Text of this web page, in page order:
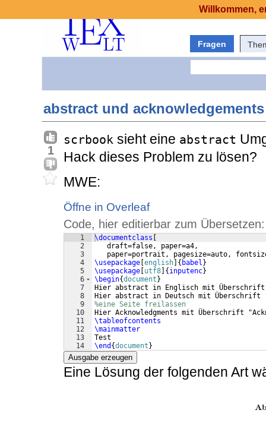
Fragen
abstract und
1
scrbook sieht eine abstract
Hack dieses Problem zu lösen?
MWE:
Öffne in Overleaf
Code, hier editierbar zum Übersetzen:
1
2
3
4
5
6
7
8
9
10
11
12
13
14
\documentclass
   draft=false, paper=a4,
paper=portrait, pagesize=auto,
\usepackage english { babel }
\usepackage utf8 { inputenc}
\begin{document }
Hier abstract in Englisch mit
Hier abstract in Deutsch mit Überschrift
%eine Seite freilassen
Hier Acknowledgments mit Überschrift
\tableofcontents
\mainmatter
Test
\end {document }
Ausgabe erzeugen
Eine Lösung der folgenden Art
Willkommen,